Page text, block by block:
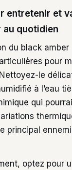
entretenir et
au quotidien
du black
pour
le
à l’eau
qui
principal
optez pour